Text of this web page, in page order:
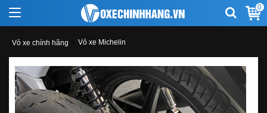
0
Vỏ xe chính hãng Vỏ xe Michelin